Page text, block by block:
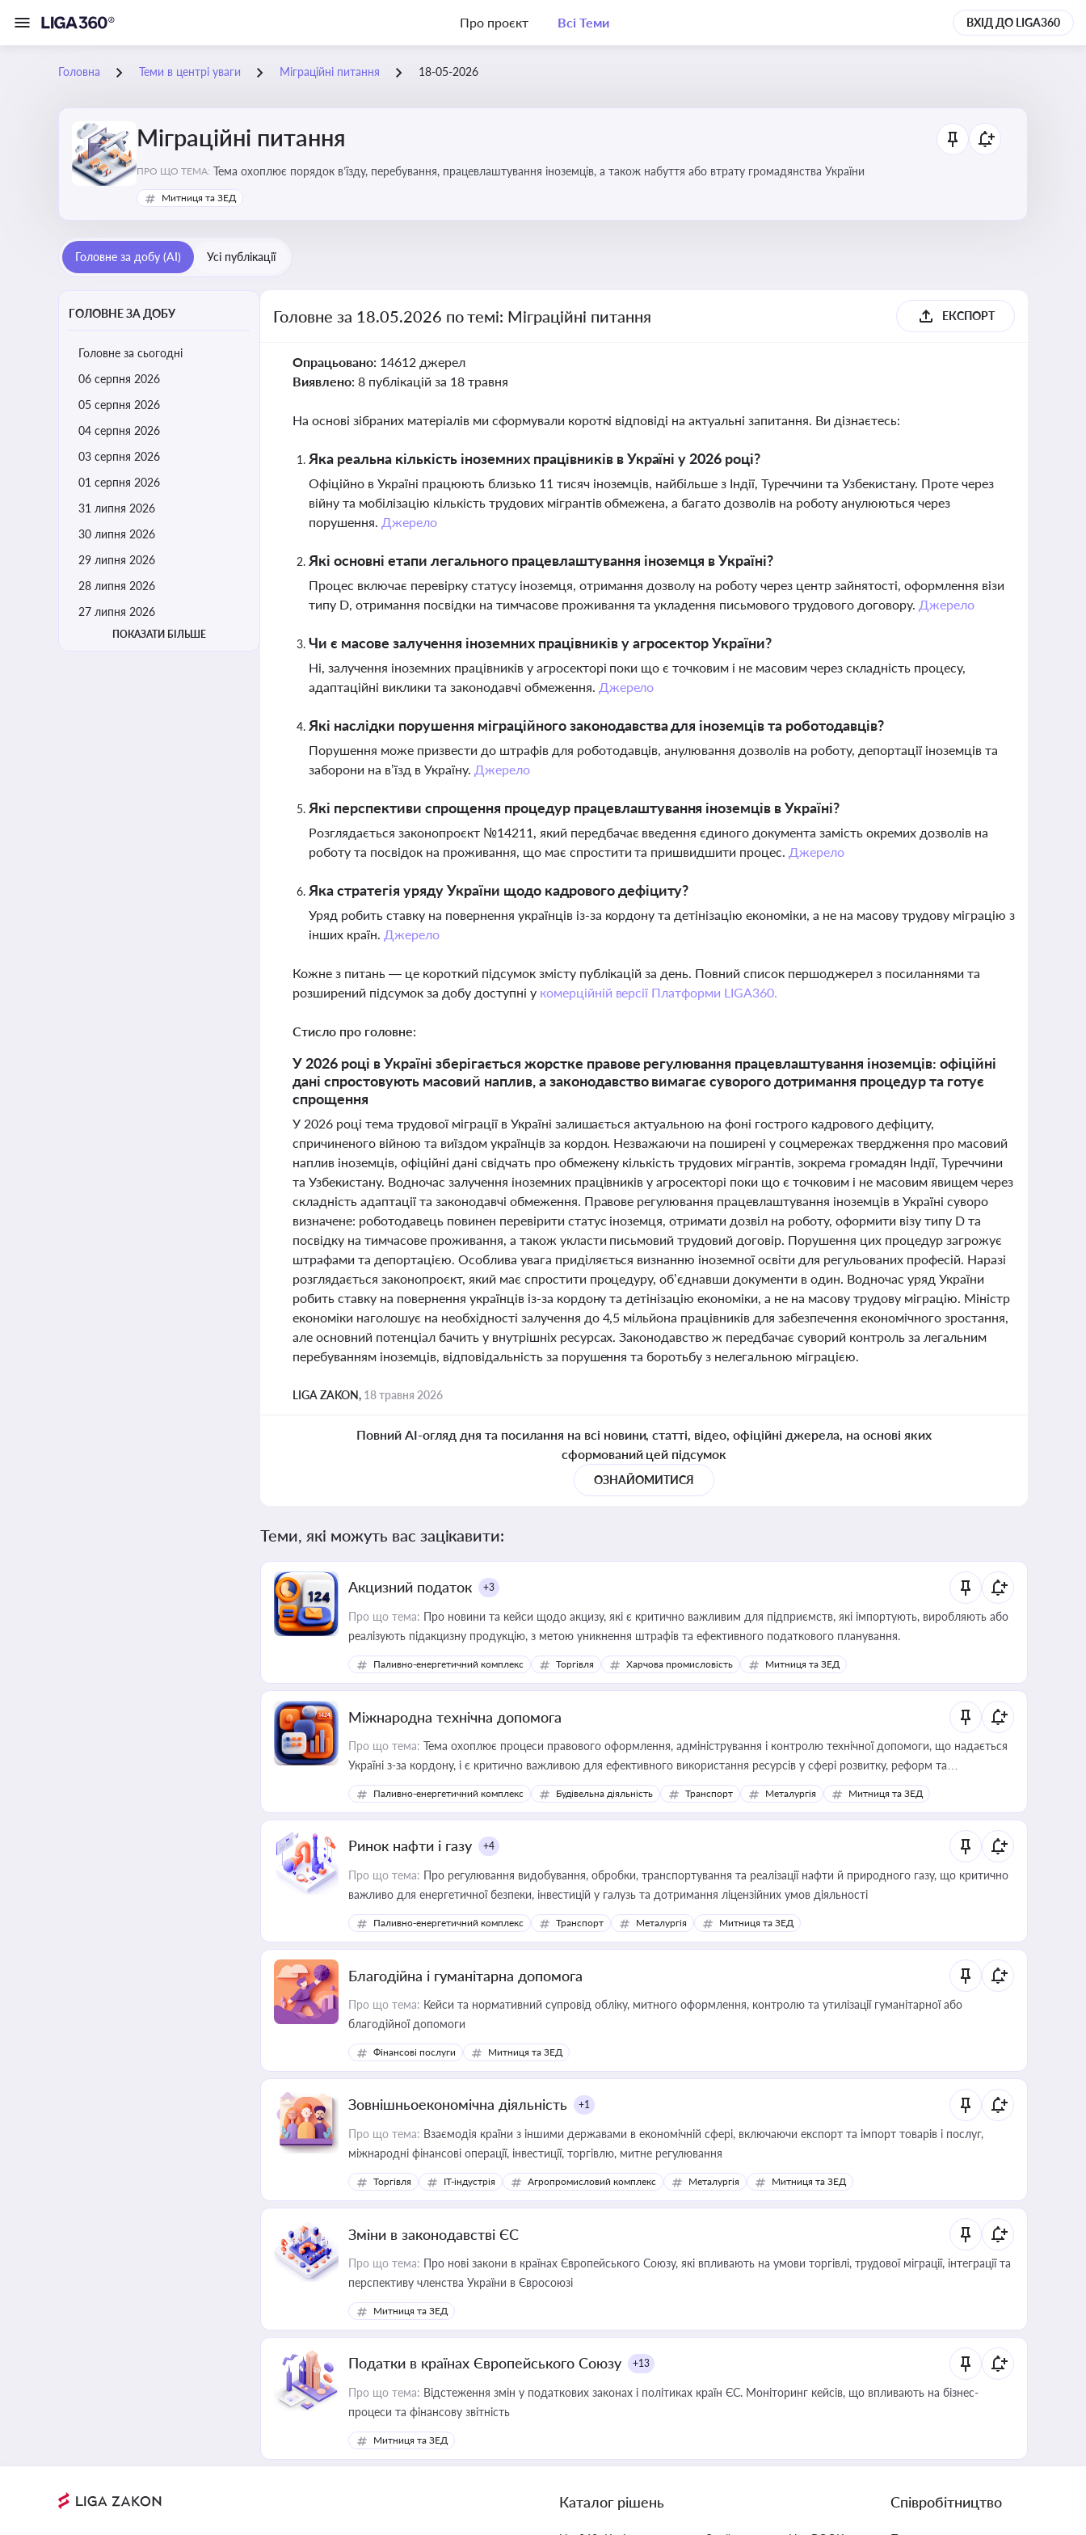
Про проєкт Всі Теми ВХІД ДО LIGA360
Головна Теми в центрі уваги Міграційні питання 18-05-2026
Міграційні питання
ПРО ЩО ТЕМА: Тема охоплює порядок в’їзду, перебування, працевлаштування іноземців, а також набуття або втрату громадянства України
Митниця та ЗЕД
Головне за добу (AI) Усі публікації
ГОЛОВНЕ ЗА ДОБУ
Головне за сьогодні
06 серпня 2026
05 серпня 2026
04 серпня 2026
03 серпня 2026
01 серпня 2026
31 липня 2026
30 липня 2026
29 липня 2026
28 липня 2026
27 липня 2026
ПОКАЗАТИ БІЛЬШЕ
Головне за 18.05.2026 по темі: Міграційні питання ЕКСПОРТ
Опрацьовано: 14612 джерел
Виявлено: 8 публікацій за 18 травня
На основі зібраних матеріалів ми сформували короткі відповіді на актуальні запитання. Ви дізнаєтесь:
Яка реальна кількість іноземних працівників в Україні у 2026 році?
Офіційно в Україні працюють близько 11 тисяч іноземців, найбільше з Індії, Туреччини та Узбекистану. Проте через
війну та мобілізацію кількість трудових мігрантів обмежена, а багато дозволів на роботу анулюються через
порушення. Джерело
Які основні етапи легального працевлаштування іноземця в Україні?
Процес включає перевірку статусу іноземця, отримання дозволу на роботу через центр зайнятості, оформлення візи
типу D, отримання посвідки на тимчасове проживання та укладення письмового трудового договору. Джерело
Чи є масове залучення іноземних працівників у агросектор України?
Ні, залучення іноземних працівників у агросекторі поки що є точковим і не масовим через складність процесу,
адаптаційні виклики та законодавчі обмеження. Джерело
Які наслідки порушення міграційного законодавства для іноземців та роботодавців?
Порушення може призвести до штрафів для роботодавців, анулювання дозволів на роботу, депортації іноземців та
заборони на в’їзд в Україну. Джерело
Які перспективи спрощення процедур працевлаштування іноземців в Україні?
Розглядається законопроєкт №14211, який передбачає введення єдиного документа замість окремих дозволів на
роботу та посвідок на проживання, що має спростити та пришвидшити процес. Джерело
Яка стратегія уряду України щодо кадрового дефіциту?
Уряд робить ставку на повернення українців із-за кордону та детінізацію економіки, а не на масову трудову міграцію з
інших країн. Джерело
Кожне з питань — це короткий підсумок змісту публікацій за день. Повний список першоджерел з посиланнями та
розширений підсумок за добу доступні у комерційній версії Платформи LIGA360.
Стисло про головне:
У 2026 році в Україні зберігається жорстке правове регулювання працевлаштування іноземців: офіційні
дані спростовують масовий наплив, а законодавство вимагає суворого дотримання процедур та готує
спрощення
У 2026 році тема трудової міграції в Україні залишається актуальною на фоні гострого кадрового дефіциту,
спричиненого війною та виїздом українців за кордон. Незважаючи на поширені у соцмережах твердження про масовий
наплив іноземців, офіційні дані свідчать про обмежену кількість трудових мігрантів, зокрема громадян Індії, Туреччини
та Узбекистану. Водночас залучення іноземних працівників у агросекторі поки що є точковим і не масовим явищем через
складність адаптації та законодавчі обмеження. Правове регулювання працевлаштування іноземців в Україні суворо
визначене: роботодавець повинен перевірити статус іноземця, отримати дозвіл на роботу, оформити візу типу D та
посвідку на тимчасове проживання, а також укласти письмовий трудовий договір. Порушення цих процедур загрожує
штрафами та депортацією. Особлива увага приділяється визнанню іноземної освіти для регульованих професій. Наразі
розглядається законопроєкт, який має спростити процедуру, об’єднавши документи в один. Водночас уряд України
робить ставку на повернення українців із-за кордону та детінізацію економіки, а не на масову трудову міграцію. Міністр
економіки наголошує на необхідності залучення до 4,5 мільйона працівників для забезпечення економічного зростання,
але основний потенціал бачить у внутрішніх ресурсах. Законодавство ж передбачає суворий контроль за легальним
перебуванням іноземців, відповідальність за порушення та боротьбу з нелегальною міграцією.
LIGA ZAKON, 18 травня 2026
Повний AI-огляд дня та посилання на всі новини, статті, відео, офіційні джерела, на основі яких
сформований цей підсумок
ОЗНАЙОМИТИСЯ
Теми, які можуть вас зацікавити:
Акцизний податок +3
Про що тема: Про новини та кейси щодо акцизу, які є критично важливим для підприємств, які імпортують, виробляють або
реалізують підакцизну продукцію, з метою уникнення штрафів та ефективного податкового планування.
Паливно-енергетичний комплекс Торгівля Харчова промисловість Митниця та ЗЕД
Міжнародна технічна допомога
Про що тема: Тема охоплює процеси правового оформлення, адміністрування і контролю технічної допомоги, що надається
Україні з-за кордону, і є критично важливою для ефективного використання ресурсів у сфері розвитку, реформ та
інфраструктурних проєктів
Паливно-енергетичний комплекс Будівельна діяльність Транспорт Металургія Митниця та ЗЕД
Ринок нафти і газу +4
Про що тема: Про регулювання видобування, обробки, транспортування та реалізації нафти й природного газу, що критично
важливо для енергетичної безпеки, інвестицій у галузь та дотримання ліцензійних умов діяльності
Паливно-енергетичний комплекс Транспорт Металургія Митниця та ЗЕД
Благодійна і гуманітарна допомога
Про що тема: Кейси та нормативний супровід обліку, митного оформлення, контролю та утилізації гуманітарної або
благодійної допомоги
Фінансові послуги Митниця та ЗЕД
Зовнішньоекономічна діяльність +1
Про що тема: Взаємодія країни з іншими державами в економічній сфері, включаючи експорт та імпорт товарів і послуг,
міжнародні фінансові операції, інвестиції, торгівлю, митне регулювання
Торгівля IT-індустрія Агропромисловий комплекс Металургія Митниця та ЗЕД
Зміни в законодавстві ЄС
Про що тема: Про нові закони в країнах Європейського Союзу, які впливають на умови торгівлі, трудової міграції, інтеграції та
перспективу членства України в Євросоюзі
Митниця та ЗЕД
Податки в країнах Європейського Союзу +13
Про що тема: Відстеження змін у податкових законах і політиках країн ЄС. Моніторинг кейсів, що впливають на бізнес-
процеси та фінансову звітність
Митниця та ЗЕД
Каталог рішень Співробітництво